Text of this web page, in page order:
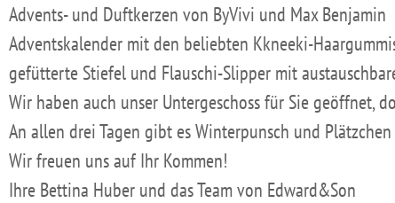
Advents- und Duftkerzen von ByVivi und Max Benjamin
Adventskalender mit den beliebten Kkneeki-
gefütterte Stiefel und Flauschi-Slipper mit
Wir haben auch unser Untergeschoss für Sie geöffnet,
An allen drei Tagen gibt es Winterpunsch und Plätzchen
Wir freuen uns auf Ihr Kommen!
Ihre Bettina Huber und das Team von Edward&Son